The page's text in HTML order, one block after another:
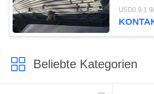
Kessel-
ASME
Beliebte Kategorien